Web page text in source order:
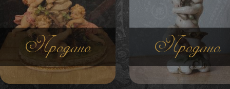
Продано Продано